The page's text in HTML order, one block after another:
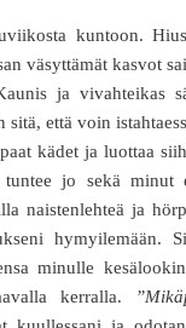
kuntoon.
väsyttämät kasvot
ja vivahteikas
että voin
kädet ja luottaa
jo sekä minut
naistenlehteä ja
hymyilemään.
minulle
kerralla.